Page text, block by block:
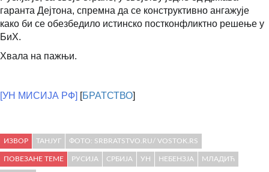
гаранта Дејтона, спремна да се конструктивно ангажује
како би се обезбедило истинско постконфликтно решење у
БиХ.
Хвала на пажњи.
[УН МИСИЈА РФ] [БРАТСТВО]
ИЗВОР ТАНЈУГ ФОТО: SRBRATSTVO.RU/ VOSTOK.RS
ПОВЕЗАНЕ ТЕМЕ РУСИЈА СРБИЈА УН НЕБЕНЗЈА МЛАДИЋ